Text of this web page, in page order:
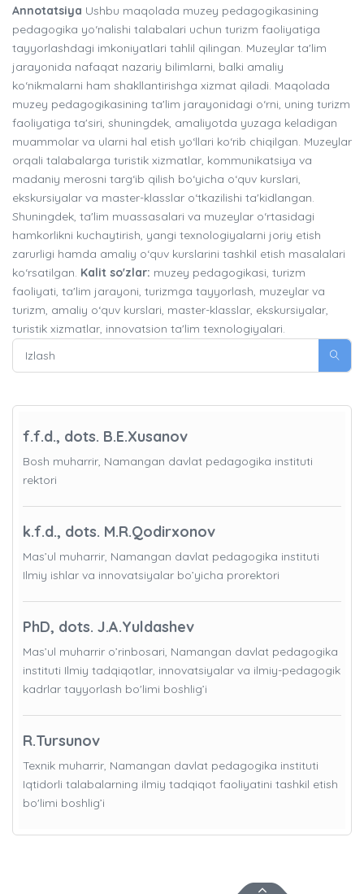
Annotatsiya Ushbu maqolada muzey pedagogikasining
pedagogika yo‘nalishi talabalari uchun turizm faoliyatiga
tayyorlashdagi imkoniyatlari tahlil qilingan. Muzeylar ta'lim
jarayonida nafaqat nazariy bilimlarni, balki amaliy
ko‘nikmalarni ham shakllantirishga xizmat qiladi. Maqolada
muzey pedagogikasining ta'lim jarayonidagi o‘rni, uning turizm
faoliyatiga ta'siri, shuningdek, amaliyotda yuzaga keladigan
muammolar va ularni hal etish yo‘llari ko‘rib chiqilgan. Muzeylar
orqali talabalarga turistik xizmatlar, kommunikatsiya va
madaniy merosni targ‘ib qilish bo‘yicha o‘quv kurslari,
ekskursiyalar va master-klasslar o‘tkazilishi ta'kidlangan.
Shuningdek, ta'lim muassasalari va muzeylar o‘rtasidagi
hamkorlikni kuchaytirish, yangi texnologiyalarni joriy etish
zarurligi hamda amaliy o‘quv kurslarini tashkil etish masalalari
ko‘rsatilgan. Kalit so'zlar: muzey pedagogikasi, turizm
faoliyati, ta'lim jarayoni, turizmga tayyorlash, muzeylar va
turizm, amaliy o‘quv kurslari, master-klasslar, ekskursiyalar,
turistik xizmatlar, innovatsion ta'lim texnologiyalari.
f.f.d., dots. B.E.Xusanov
Bosh muharrir, Namangan davlat pedagogika instituti
rektori
k.f.d., dots. M.R.Qodirxonov
Mas’ul muharrir, Namangan davlat pedagogika instituti
Ilmiy ishlar va innovatsiyalar bo’yicha prorektori
PhD, dots. J.A.Yuldashev
Mas’ul muharrir o’rinbosari, Namangan davlat pedagogika
instituti Ilmiy tadqiqotlar, innovatsiyalar va ilmiy-pedagogik
kadrlar tayyorlash bo'limi boshlig’i
R.Tursunov
Texnik muharrir, Namangan davlat pedagogika instituti
Iqtidorli talabalarning ilmiy tadqiqot faoliyatini tashkil etish
bo'limi boshlig’i